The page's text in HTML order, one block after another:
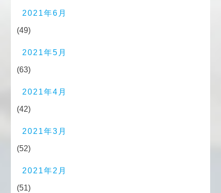
2021年6月
(49)
2021年5月
(63)
2021年4月
(42)
2021年3月
(52)
2021年2月
(51)